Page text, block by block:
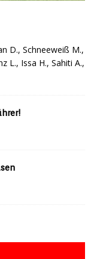
D., Schneeweiß M.,
L., Issa H., Sahiti A.,